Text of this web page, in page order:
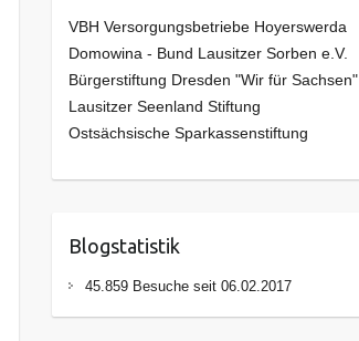
VBH Versorgungsbetriebe Hoyerswerda
Domowina - Bund Lausitzer Sorben e.V.
Bürgerstiftung Dresden "Wir für Sachsen"
Lausitzer Seenland Stiftung
Ostsächsische Sparkassenstiftung
Blogstatistik
45.859 Besuche seit 06.02.2017